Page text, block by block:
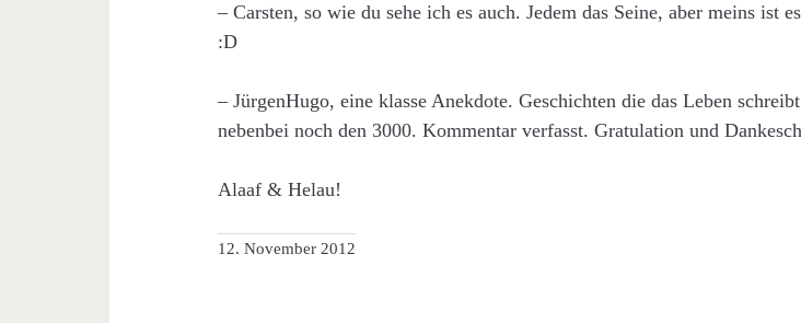
– Carsten, so wie du sehe ich es auch. Jedem das Seine, aber meins ist
:D
– JürgenHugo, eine klasse Anekdote. Geschichten die das Leben
nebenbei noch den 3000. Kommentar verfasst. Gratulation und
Alaaf & Helau!
12. November 2012